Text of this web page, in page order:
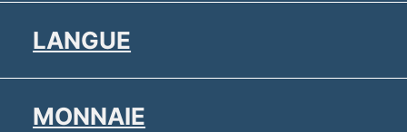
LANGUE
MONNAIE